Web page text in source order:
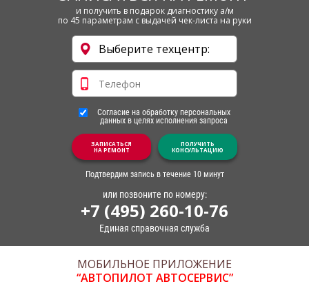
и получить в подарок диагностику а/м
по 45 параметрам с выдачей чек-листа на руки
Согласие на обработку персональных
данных в целях исполнения запроса
ЗАПИСАТЬСЯ
НА РЕМОНТ
ПОЛУЧИТЬ
КОНСУЛЬТАЦИЮ
Подтвердим запись в течение 10 минут
или позвоните по номеру:
+7 (495) 260-10-76
Единая справочная служба
МОБИЛЬНОЕ ПРИЛОЖЕНИЕ
“АВТОПИЛОТ АВТОСЕРВИС”